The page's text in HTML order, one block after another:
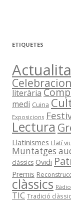
ETIQUETES
literària
medi Cuina
Exposicions
Lectura
Llatinismes Llatí
Muntatges
clàssics Ovidi
Premis
clàssics Ràdio
TIC Tradició